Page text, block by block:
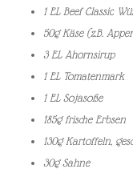
1 EL Beef Classic
50g Käse (z.B.
3 EL Ahornsirup
1 EL Tomatenmark
1 EL Sojasoße
185g frische Erbsen
130g Kartoffeln,
30g Sahne